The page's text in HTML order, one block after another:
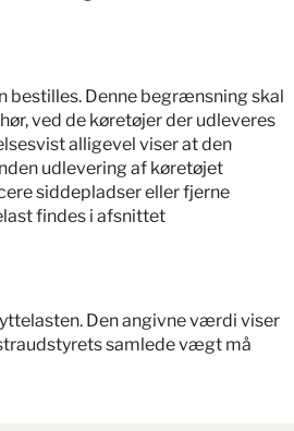
landespecifikation, On The Road-afgifter
bestilles. Denne begrænsning skal
ved de køretøjer der udleveres
alligevel viser at den
udlevering af køretøjet
siddepladser eller fjerne
findes i afsnittet
Den angivne værdi viser
samlede vægt må